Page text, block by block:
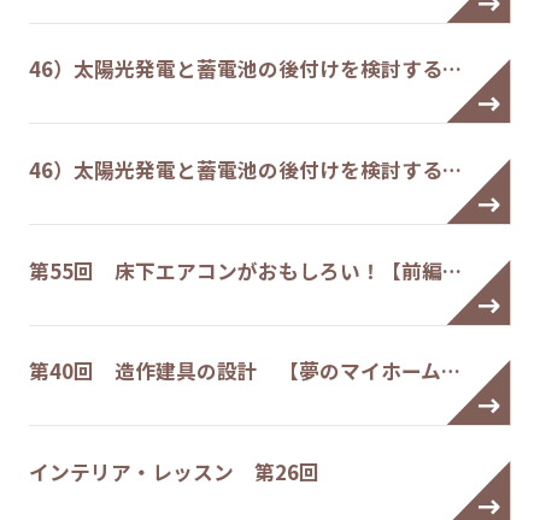
46）太陽光発電と蓄電池の後付けを検討する…
46）太陽光発電と蓄電池の後付けを検討する…
第55回 床下エアコンがおもしろい！【前編…
第40回 造作建具の設計 【夢のマイホーム…
インテリア・レッスン 第26回